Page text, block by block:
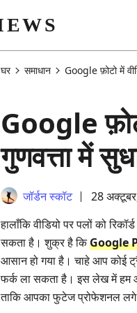
घर समाधान Google फ़ोटो में
Google
गुणवत्ता में
जॉर्डन स्कॉट 28
हालाँकि वीडियो पर पलों को
सकता है। शुक्र है किGoogle
आसान हो गया है। चाहे आप कोई
फर्क ला सकता है। इस लेख में हम
ताकि आपका फुटेज प्रोफेशनल